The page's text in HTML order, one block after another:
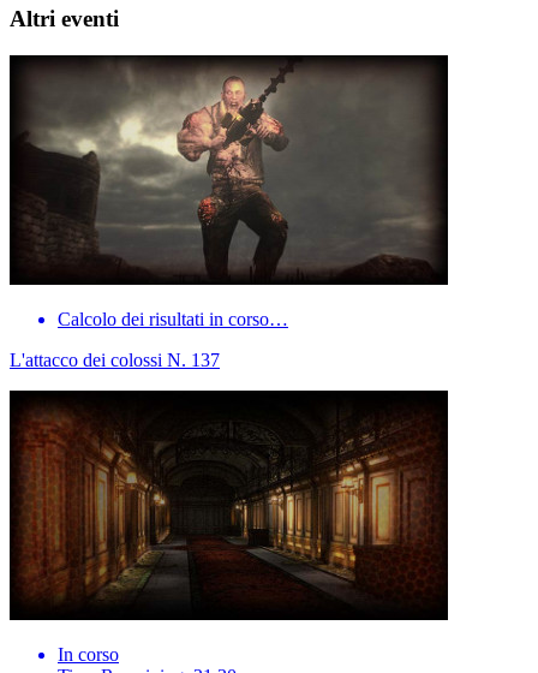
Altri eventi
Calcolo dei risultati in corso…
L'attacco dei colossi N. 137
In corso